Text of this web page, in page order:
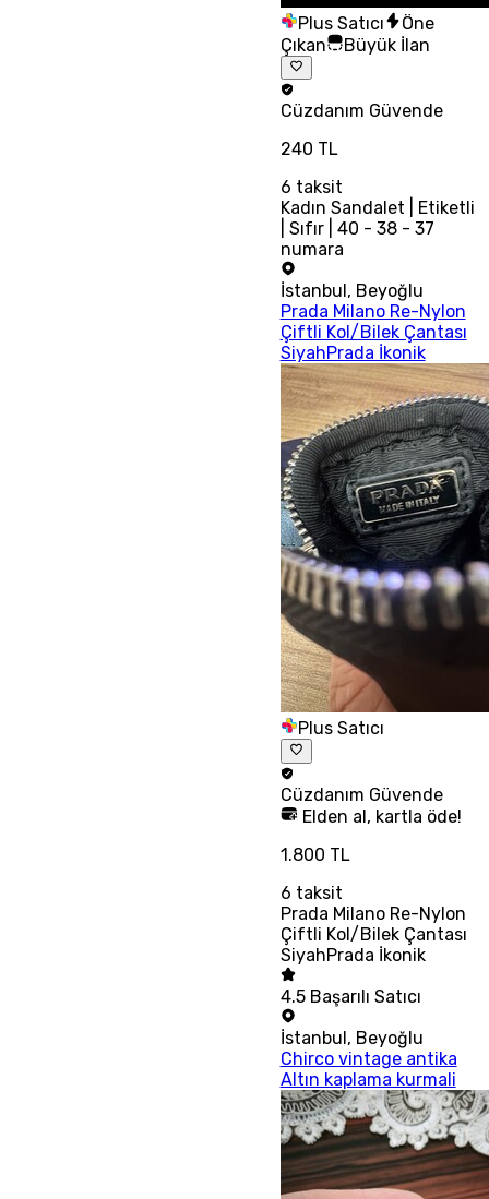
Plus Satıcı
Öne
Çıkan
Büyük İlan
Cüzdanım Güvende
240 TL
6 taksit
Kadın Sandalet | Etiketli
| Sıfır | 40 - 38 - 37
numara
İstanbul , Beyoğlu
Prada Milano Re-Nylon
Çiftli Kol/Bilek Çantası
SiyahPrada İkonik
Plus Satıcı
Cüzdanım Güvende
Elden al, kartla öde!
1.800 TL
6 taksit
Prada Milano Re-Nylon
Çiftli Kol/Bilek Çantası
SiyahPrada İkonik
4.5 Başarılı Satıcı
İstanbul, Beyoğlu
Chirco vintage antika
Altın kaplama kurmali